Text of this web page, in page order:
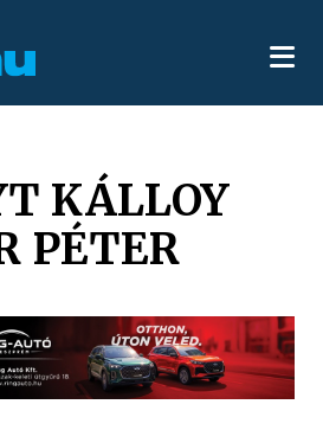
KÁLLOY
PÉTER